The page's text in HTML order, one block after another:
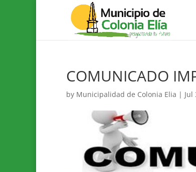
COMUNICADO
by Municipalidad de Colonia Elia | Jul